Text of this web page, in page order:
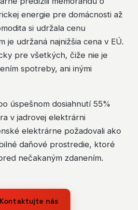
energie pre domácnosti až
si udržala cenu
je udržaná najnižšia cena v EÚ.
pre všetkých, čiže nie je
spotreby, ani inými
úspešnom dosiahnutí 55%
v jadrovej elektrárni
elektrárne požadovali ako
daňové prostredie, ktoré
nečakaným zdanením.
nás